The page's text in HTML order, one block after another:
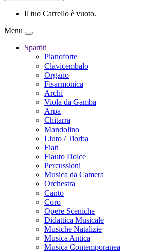
Il tuo Carrello è vuoto.
Menu
Spartiti
Pianoforte
Clavicembalo
Organo
Fisarmonica
Archi
Viola da Gamba
Arpa
Chitarra
Mandolino
Liuto / Tiorba
Fiati
Flauto Dolce
Percussioni
Musica da Camera
Orchestra
Canto
Coro
Opere Sceniche
Didattica Musicale
Musiche Natalizie
Musica Antica
Musica Contemporanea